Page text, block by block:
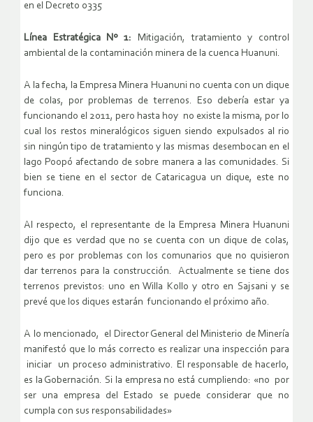
en el Decreto 0335
Línea Estratégica Nº 1: Mitigación, tratamiento y control
ambiental de la contaminación minera de la cuenca Huanuni.
A la fecha, la Empresa Minera Huanuni no cuenta con un dique
de colas, por problemas de terrenos. Eso debería estar ya
funcionando el 2011, pero hasta hoy no existe la misma, por lo
cual los restos mineralógicos siguen siendo expulsados al rio
sin ningún tipo de tratamiento y las mismas desembocan en el
lago Poopó afectando de sobre manera a las comunidades. Si
bien se tiene en el sector de Cataricagua un dique, este no
funciona.
Al respecto, el representante de la Empresa Minera Huanuni
dijo que es verdad que no se cuenta con un dique de colas,
pero es por problemas con los comunarios que no quisieron
dar terrenos para la construcción. Actualmente se tiene dos
terrenos previstos: uno en Willa Kollo y otro en Sajsani y se
prevé que los diques estarán funcionando el próximo año.
A lo mencionado, el Director General del Ministerio de Minería
manifestó que lo más correcto es realizar una inspección para
iniciar un proceso administrativo. El responsable de hacerlo,
es la Gobernación. Si la empresa no está cumpliendo: «no por
ser una empresa del Estado se puede considerar que no
cumpla con sus responsabilidades»